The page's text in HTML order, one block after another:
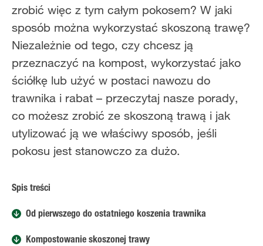
zrobić więc z tym całym pokosem? W jaki
sposób można wykorzystać skoszoną trawę?
Niezależnie od tego, czy chcesz ją
przeznaczyć na kompost, wykorzystać jako
ściółkę lub użyć w postaci nawozu do
trawnika i rabat – przeczytaj nasze porady,
co możesz zrobić ze skoszoną trawą i jak
utylizować ją we właściwy sposób, jeśli
pokosu jest stanowczo za dużo.
Spis treści
Od pierwszego do ostatniego koszenia trawnika
Kompostowanie skoszonej trawy